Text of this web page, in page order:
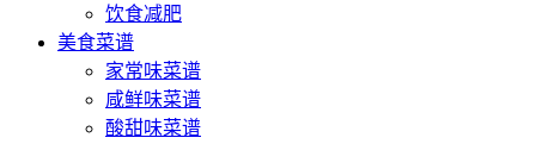
饮食减肥
美食菜谱
家常味菜谱
咸鲜味菜谱
酸甜味菜谱